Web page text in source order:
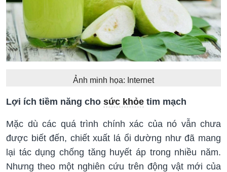
Ảnh minh họa: Internet
Lợi ích tiềm năng cho sức khỏe tim mạch
Mặc dù các quá trình chính xác của nó vẫn chưa
được biết đến, chiết xuất lá ổi dường như đã mang
lại tác dụng chống tăng huyết áp trong nhiều năm.
Nhưng theo một nghiên cứu trên động vật mới của